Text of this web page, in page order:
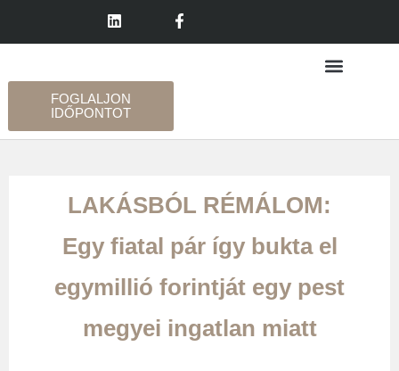
FOGLALJON
IDŐPONTOT
LAKÁSBÓL RÉMÁLOM:
Egy fiatal pár így bukta el
egymillió forintját egy pest
megyei ingatlan miatt